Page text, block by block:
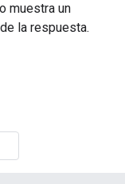
muestra un
la respuesta.